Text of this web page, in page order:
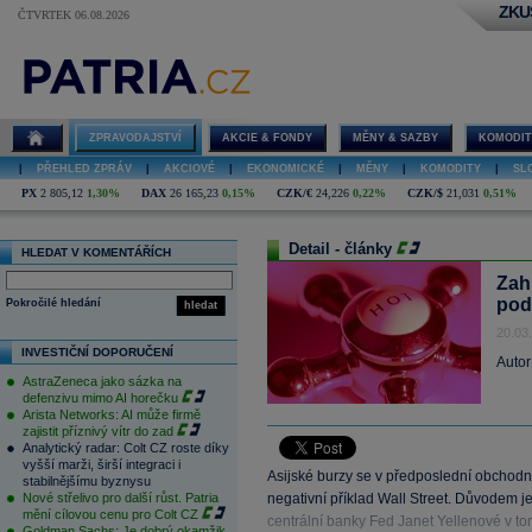
ČTVRTEK 06.08.2026
ZPRAVODAJSTVÍ AKCIE & FONDY MĚNY & SAZBY
PŘEHLED ZPRÁV AKCIOVÉ EKONOMICKÉ MĚNY KOMODITY
PX 2 805,12 1,30% DAX 26 165,23 0,15% CZK/€ 24,226 0,22% CZK/$ 21,031 0,51%
HLEDAT V KOMENTÁŘÍCH
hledat
Pokročilé hledání
INVESTIČNÍ DOPORUČENÍ
AstraZeneca jako sázka na
defenzivu mimo AI horečku
Arista Networks: AI může firmě
zajistit příznivý vítr do zad
Analytický radar: Colt CZ roste díky
vyšší marži, širší integraci i
stabilnějšímu byznysu
Nové střelivo pro další růst. Patria
mění cílovou cenu pro Colt CZ
Detail - články
Asijské burzy se v předposlední
negativní příklad Wall Street. Důvodem
centrální banky Fed Janet Yellenové v